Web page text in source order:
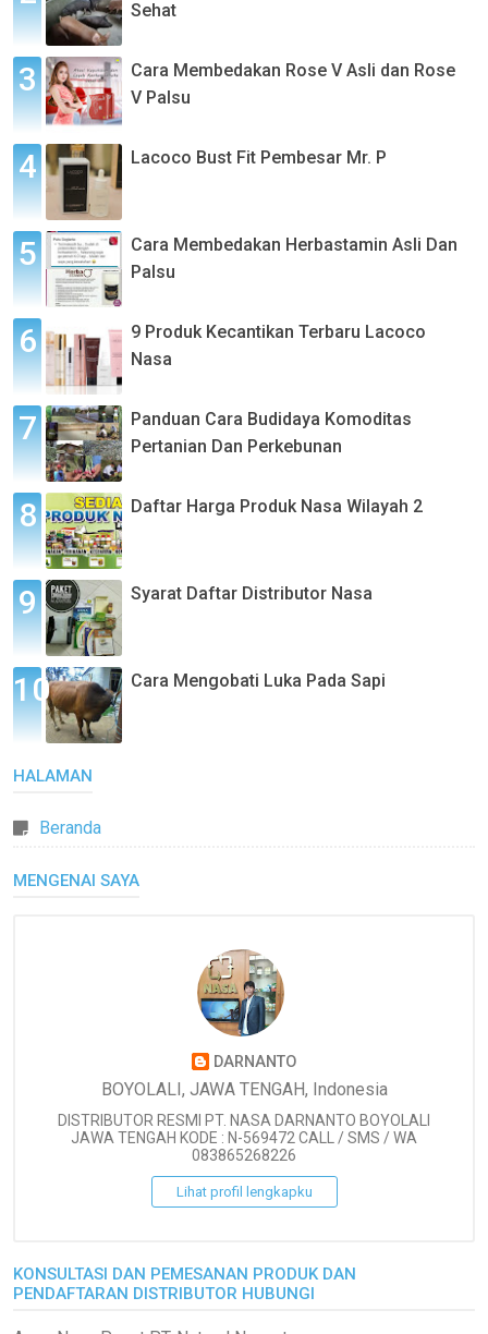
Sehat
Cara Membedakan Rose V Asli dan Rose
V Palsu
Lacoco Bust Fit Pembesar Mr. P
Cara Membedakan Herbastamin Asli Dan
Palsu
9 Produk Kecantikan Terbaru Lacoco
Nasa
Panduan Cara Budidaya Komoditas
Pertanian Dan Perkebunan
Daftar Harga Produk Nasa Wilayah 2
Syarat Daftar Distributor Nasa
Cara Mengobati Luka Pada Sapi
HALAMAN
Beranda
MENGENAI SAYA
DARNANTO
BOYOLALI, JAWA TENGAH, Indonesia
DISTRIBUTOR RESMI PT. NASA DARNANTO BOYOLALI
JAWA TENGAH KODE : N-569472 CALL / SMS / WA
083865268226
Lihat profil lengkapku
KONSULTASI DAN PEMESANAN PRODUK DAN
PENDAFTARAN DISTRIBUTOR HUBUNGI